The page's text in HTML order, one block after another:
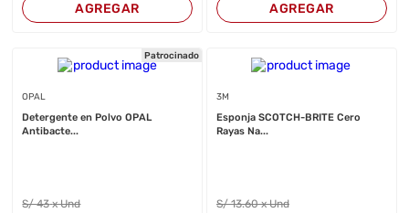
AGREGAR AGREGAR
Patrocinado
OPAL
Detergente en Polvo OPAL
Antibacte...
S/43 x Und
3M
Esponja SCOTCH-BRITE Cero
Rayas Na...
S/13.60 x Und